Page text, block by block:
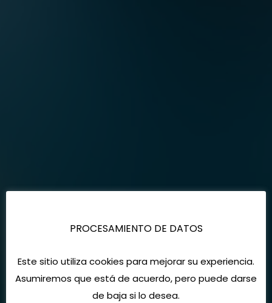
PROCESAMIENTO DE DATOS
Este sitio utiliza cookies para mejorar su experiencia.
Asumiremos que está de acuerdo, pero puede darse
de baja si lo desea.